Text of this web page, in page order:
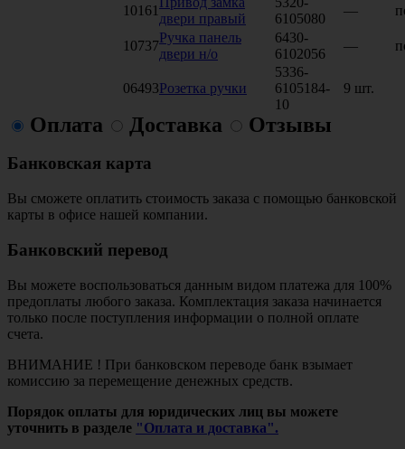
10161
двери правый
6105080
—
10737
Ручка панель
двери н/о
6430-
6102056
—
06493Розетка ручки
5336-
6105184-
10
9 шт.
Оплата Доставка Отзывы
Банковская карта
Вы сможете оплатить стоимость заказа с помощью банковской
карты в офисе нашей компании.
Банковский перевод
Вы можете воспользоваться данным видом платежа для 100%
предоплаты любого заказа. Комплектация заказа начинается
только после поступления информации о полной оплате
счета.
ВНИМАНИЕ ! При банковском переводе банк взымает
комиссию за перемещение денежных средств.
Порядок оплаты для юридических лиц вы можете
уточнить в разделе "Оплата и доставка".